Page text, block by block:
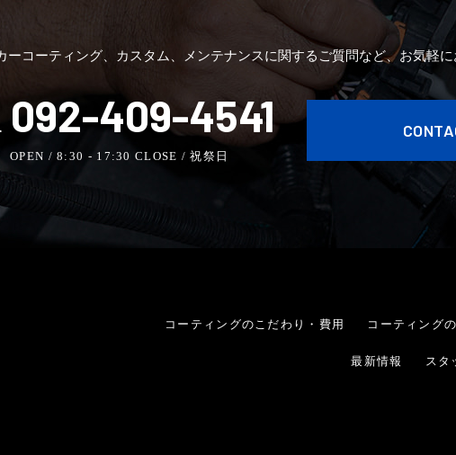
ーコーティング、カスタム、メンテナンスに関するご質問など、お気軽
092-409-4541
OPEN / 8:30 - 17:30 CLOSE / 祝祭日
コーティングのこだわり・費用 コーティング
最新情報 スタ